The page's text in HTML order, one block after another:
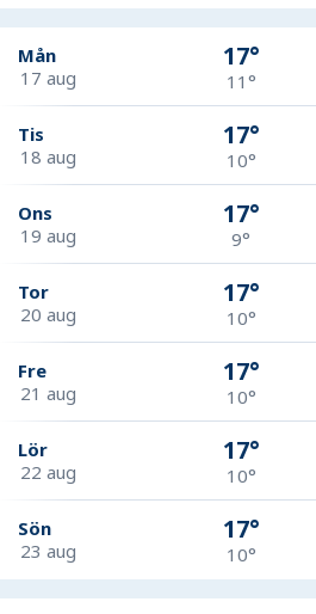
Mån
17 aug
17°
11°
Tis
18 aug
17°
10°
Ons
19 aug
17°
9°
Tor
20 aug
17°
10°
Fre
21 aug
17°
10°
Lör
22 aug
17°
10°
Sön
23 aug
17°
10°